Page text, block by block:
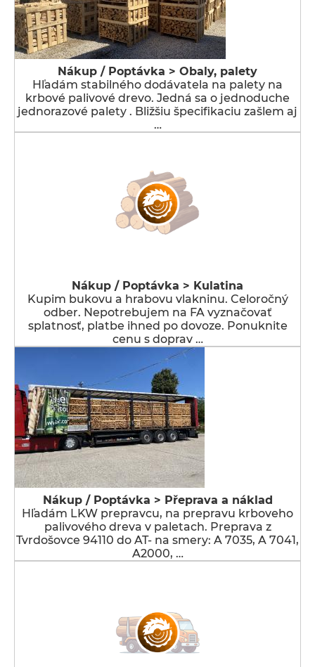
Nákup / Poptávka > Obaly, palety
Hľadám stabilného dodávatela na palety na
krbové palivové drevo. Jedná sa o jednoduche
jednorazové palety . Bližšiu špecifikaciu zašlem aj
…
Nákup / Poptávka > Kulatina
Kupim bukovu a hrabovu vlakninu. Celoročný
odber. Nepotrebujem na FA vyznačovať
splatnosť, platbe ihned po dovoze. Ponuknite
cenu s doprav …
Nákup / Poptávka > Přeprava a náklad
Hľadám LKW prepravcu, na prepravu krboveho
palivového dreva v paletach. Preprava z
Tvrdošovce 94110 do AT- na smery: A 7035, A 7041,
A2000, …